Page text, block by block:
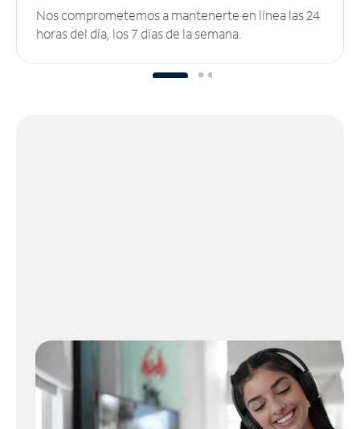
Nos comprometemos a mantenerte en línea las 24
horas del día, los 7 días de la semana.